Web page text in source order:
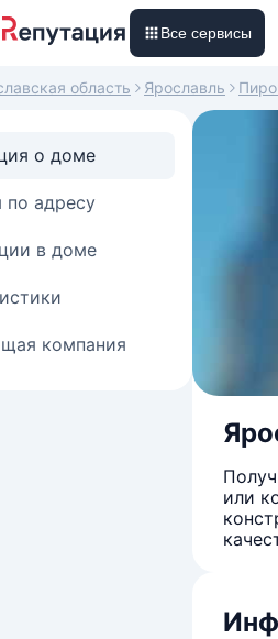
Все сервисы
область Ярославль
о доме
по адресу
в доме
компания
или